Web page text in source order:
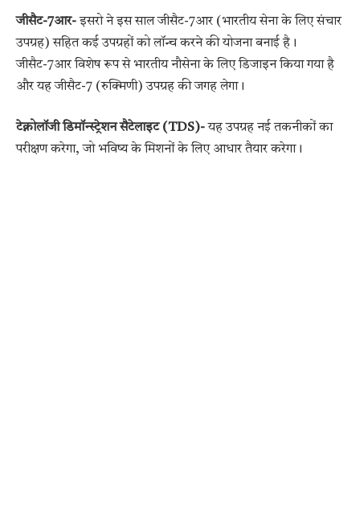
जीसैट-7आर-इसरो ने इस साल जीसैट-7आर (भारतीय सेना के लिए संचार
उपग्रह) सहित कई उपग्रहों को लॉन्च करने की योजना बनाई है।
जीसैट-7आर विशेष रूप से भारतीय नौसेना के लिए डिजाइन किया गया है
और यह जीसैट-7 (रुक्मिणी) उपग्रह की जगह लेगा।
टेक्नोलॉजी डिमॉन्स्ट्रेशन सैटेलाइट (TDS)-यह उपग्रह नई तकनीकों का
परीक्षण करेगा, जो भविष्य के मिशनों के लिए आधार तैयार करेगा।